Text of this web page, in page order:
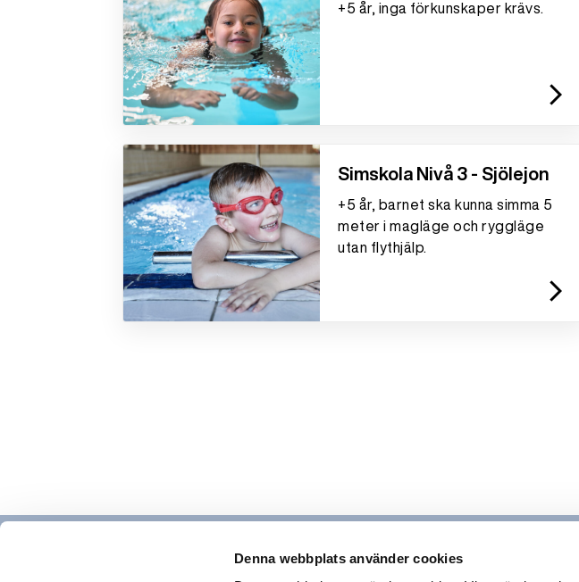
Denna webbplats använder cookies
+5 år, inga förkunskaper krävs.
arrow_forward_ios
Simskola Nivå 3 - Sjölejon
+5 år, barnet ska kunna simma 5
meter i magläge och ryggläge
utan flythjälp.
arrow_forward_ios